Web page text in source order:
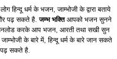
हिन्दू धर्म के भजन, जाम्भोजी के द्वारा बताये
पढ़ सकते है.जम्भ भक्तिआपको भजन सुनने
करके आप भजन, आरती तथा सखी सुन
के बारे में, हिन्दू धर्म के बारे जान सकते
सकते है.